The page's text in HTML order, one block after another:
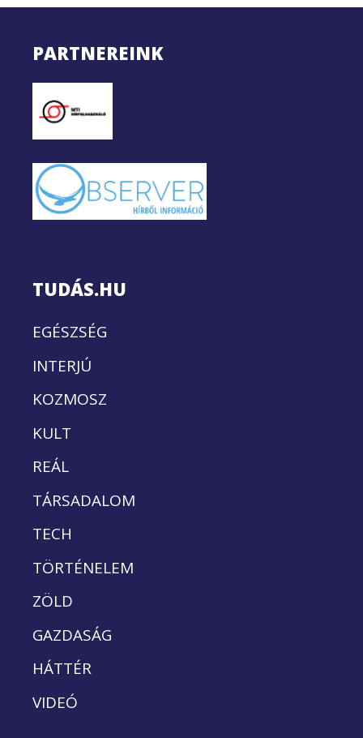
PARTNEREINK
TUDÁS.HU
EGÉSZSÉG
INTERJÚ
KOZMOSZ
KULT
REÁL
TÁRSADALOM
TECH
TÖRTÉNELEM
ZÖLD
GAZDASÁG
HÁTTÉR
VIDEÓ